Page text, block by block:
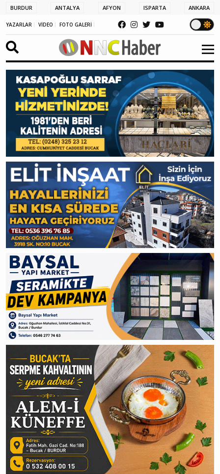
BURDUR ANTALYA AFYON ISPARTA ANKARA
YAZARLAR VİDEO FOTO GALERİ